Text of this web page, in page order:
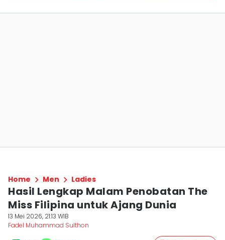
Home Men Ladies
Hasil Lengkap Malam Penobatan The
Miss Filipina untuk Ajang Dunia
13 Mei 2026, 21:13 WIB
Fadel Muhammad Sulthon